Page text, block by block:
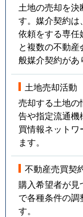
土地の売却を決
す。媒介契約
依頼をする専
と複数の不動
般媒介契約があ
土地売却活動
売却する土地
告や指定流通
買情報ネット
ます。
不動産売買契
購入希望者が
で各種条件の調
す。